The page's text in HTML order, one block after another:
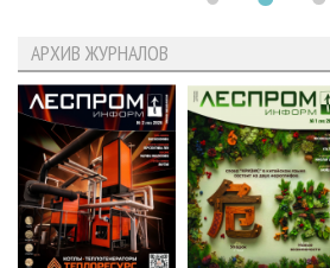
АРХИВ ЖУРНАЛОВ